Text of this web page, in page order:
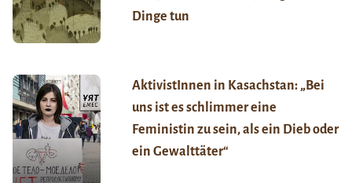
Dinge tun
AktivistInnen in Kasachstan: „Bei
uns ist es schlimmer eine
Feministin zu sein, als ein Dieb oder
ein Gewalttäter“